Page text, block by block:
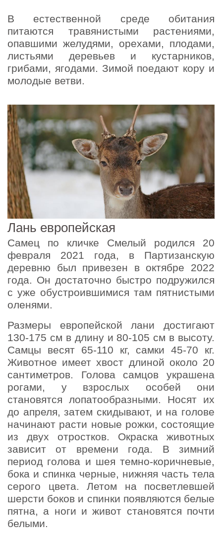
В естественной среде обитания
питаются травянистыми растениями,
опавшими желудями, орехами, плодами,
листьями деревьев и кустарников,
грибами, ягодами. Зимой поедают кору и
молодые ветви.
Лань европейская
Самец по кличке Смелый родился 20
февраля 2021 года, в Партизанскую
деревню был привезен в октябре 2022
года. Он достаточно быстро подружился
с уже обустроившимися там пятнистыми
оленями.
Размеры европейской лани достигают
130-175 см в длину и 80-105 см в высоту.
Самцы весят 65-110 кг, самки 45-70 кг.
Животное имеет хвост длиной около 20
сантиметров. Голова самцов украшена
рогами, у взрослых особей они
становятся лопатообразными. Носят их
до апреля, затем скидывают, и на голове
начинают расти новые рожки, состоящие
из двух отростков. Окраска животных
зависит от времени года. В зимний
период голова и шея темно-коричневые,
бока и спинка черные, нижняя часть тела
серого цвета. Летом на посветлевшей
шерсти боков и спинки появляются белые
пятна, а ноги и живот становятся почти
белыми.